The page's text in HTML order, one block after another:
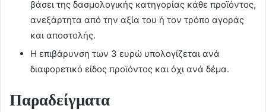
βάσει της δασμολογικής κατηγορίας κάθε προϊόντος,
ανεξάρτητα από την αξία του ή τον τρόπο αγοράς
και αποστολής.
Η επιβάρυνση των 3 ευρώ υπολογίζεται ανά
διαφορετικό είδος προϊόντος και όχι ανά δέμα.
Παραδείγματα